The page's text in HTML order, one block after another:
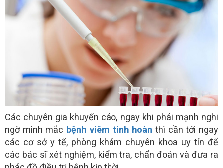
Các chuyên gia khuyến cáo, ngay khi phái mạnh nghi
ngờ mình mắc bệnh viêm tinh hoàn thì cần tới ngay
các cơ sở y tế, phòng khám chuyên khoa uy tín để
các bác sĩ xét nghiệm, kiểm tra, chẩn đoán và đưa ra